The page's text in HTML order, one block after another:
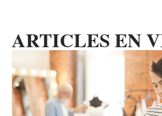
ARTICLES EN